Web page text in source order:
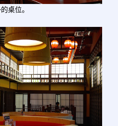
桌位。